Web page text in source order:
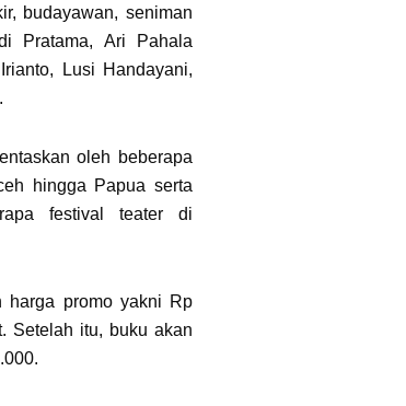
budayawan, seniman
Pratama, Ari Pahala
Lusi Handayani,
oleh beberapa
hingga Papua serta
festival teater di
harga promo yakni Rp
Setelah itu, buku akan